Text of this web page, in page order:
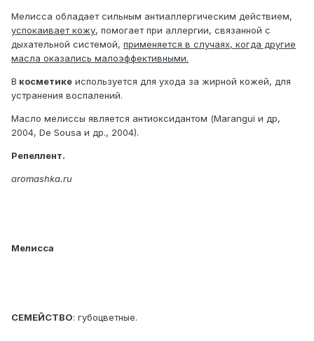
Мелисса обладает сильным антиаллергическим действием,
успокаивает кожу, помогает при аллергии, связанной с
дыхательной системой, применяется в случаях, когда другие
масла оказались малоэффективными.
В косметике используется для ухода за жирной кожей, для
устранения воспалений.
Масло мелиссы является антиоксидантом (Marangui и др,
2004, De Sousa и др., 2004).
Репеллент.
aromashka.ru
Мелисса
СЕМЕЙСТВО: губоцветные.